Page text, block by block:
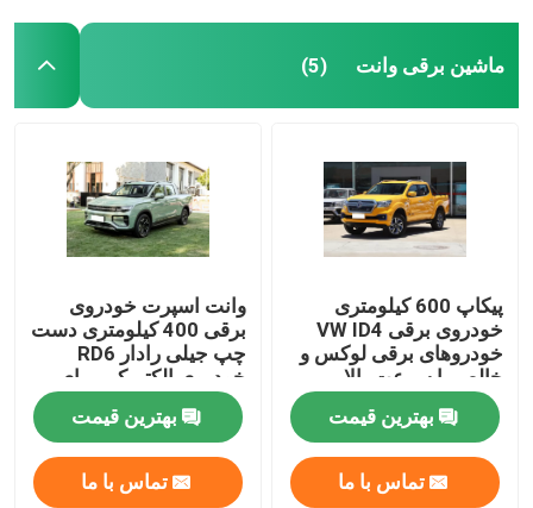
ماشین برقی وانت (5)
پیکاپ 600 کیلومتری
خودروی برقی VW ID4
خودروهای برقی لوکس و
خالص با سرعت بالا
بهترین قیمت
تماس با ما
وانت اسپرت خودروی
برقی 400 کیلومتری دست
چپ جیلی رادار RD6
خودروی الکتریکی برای
حمل و نقل
بهترین قیمت
تماس با ما